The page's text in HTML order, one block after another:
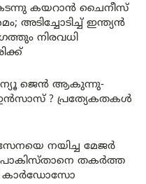
കയറാൻ ചൈനീസ്
അടിച്ചോടിച്ച് ഇന്ത്യൻ
നിരവധി
ന്യൂ ജെൻ ആകുന്നു-
? പ്രത്യേകതകൾ
നയിച്ച മേജർ
തകർത്ത
കാർഡോസോ